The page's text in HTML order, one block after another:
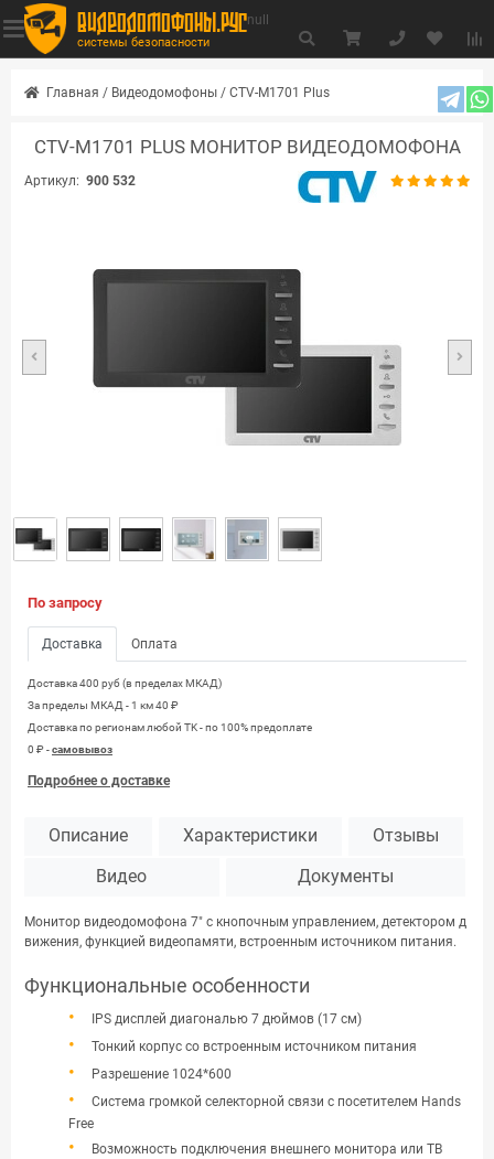
видеодомофоны.рус
системы безопасности
null
Главная / Видеодомофоны / CTV-M1701 Plus
CTV-M1701 PLUS МОНИТОР ВИДЕОДОМОФОНА
Артикул: 900 532
По запросу
Доставка Оплата
Доставка 400 руб (в пределах МКАД)
За пределы МКАД - 1 км 40 ₽
Доставка по регионам любой TK - по 100% предоплате
0 ₽ -самовывоз
Подробнее о доставке
Описание Характеристики Отзывы
Видео Документы
Монитор видеодомофона 7″ с кнопочным управлением, детектором д
вижения, функцией видеопамяти, встроенным источником питания.
Функциональные особенности
IPS дисплей диагональю 7 дюймов (17 см)
Тонкий корпус со встроенным источником питания
Разрешение 1024*600
Система громкой селекторной связи с посетителем Hands
Free
Возможность подключения внешнего монитора или ТВ